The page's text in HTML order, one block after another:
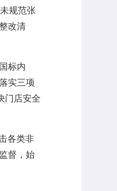
规范张
改清
标内
实三项
门店安全
各类非
督，始